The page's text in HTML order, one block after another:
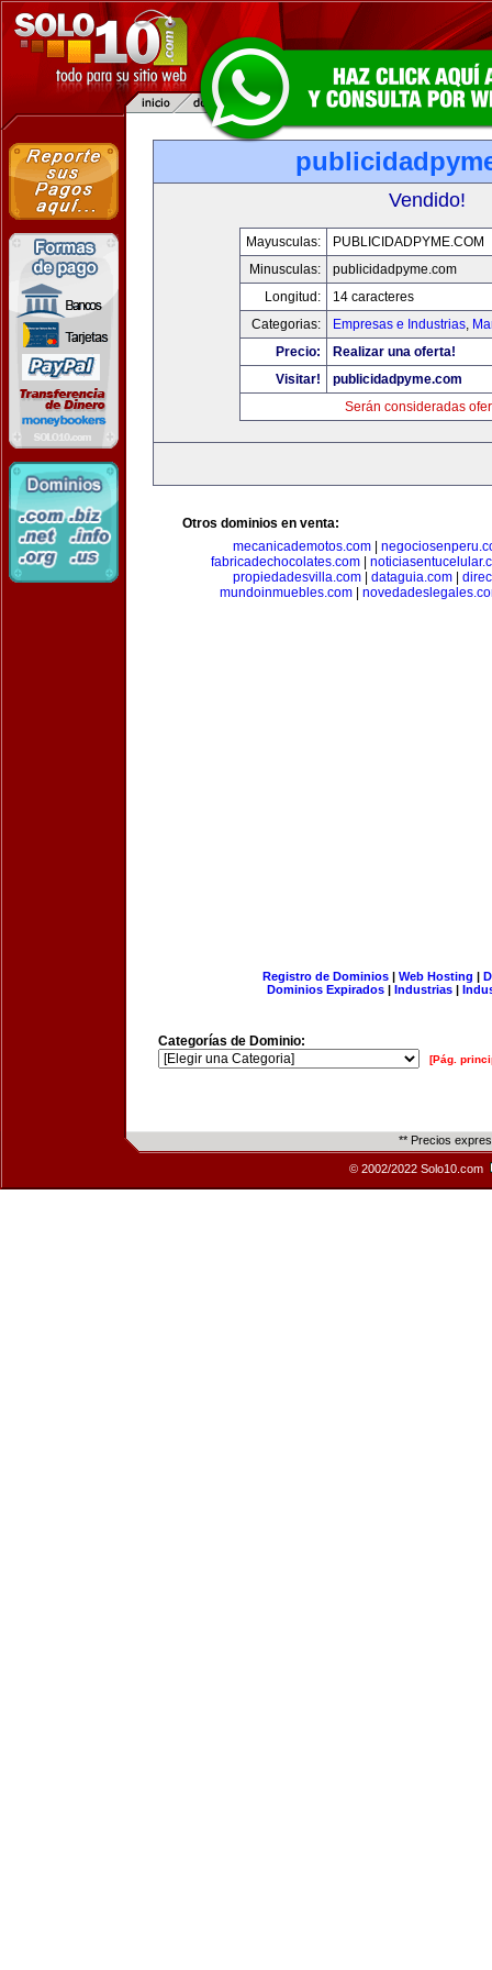
Vendido!
Mayusculas:
PUBLICIDADPYME.COM
Minusculas:
publicidadpyme.com
Longitud:
14 caracteres
Categorias:
Empresas e Industrias,
Precio:
Realizar una oferta!
Visitar!
publicidadpyme.com
Serán consideradas
Otros dominios en venta:
mecanicademotos.com|
fabricadechocolates.com|
propiedadesvilla.com| dataguia.com|
mundoinmuebles.com
Registro de Dominios| Web Hosting |
Dominios Expirados | Industrias |
Categorías de Dominio:
[Pág.
** Precios
© 2002/2022 Solo10.com